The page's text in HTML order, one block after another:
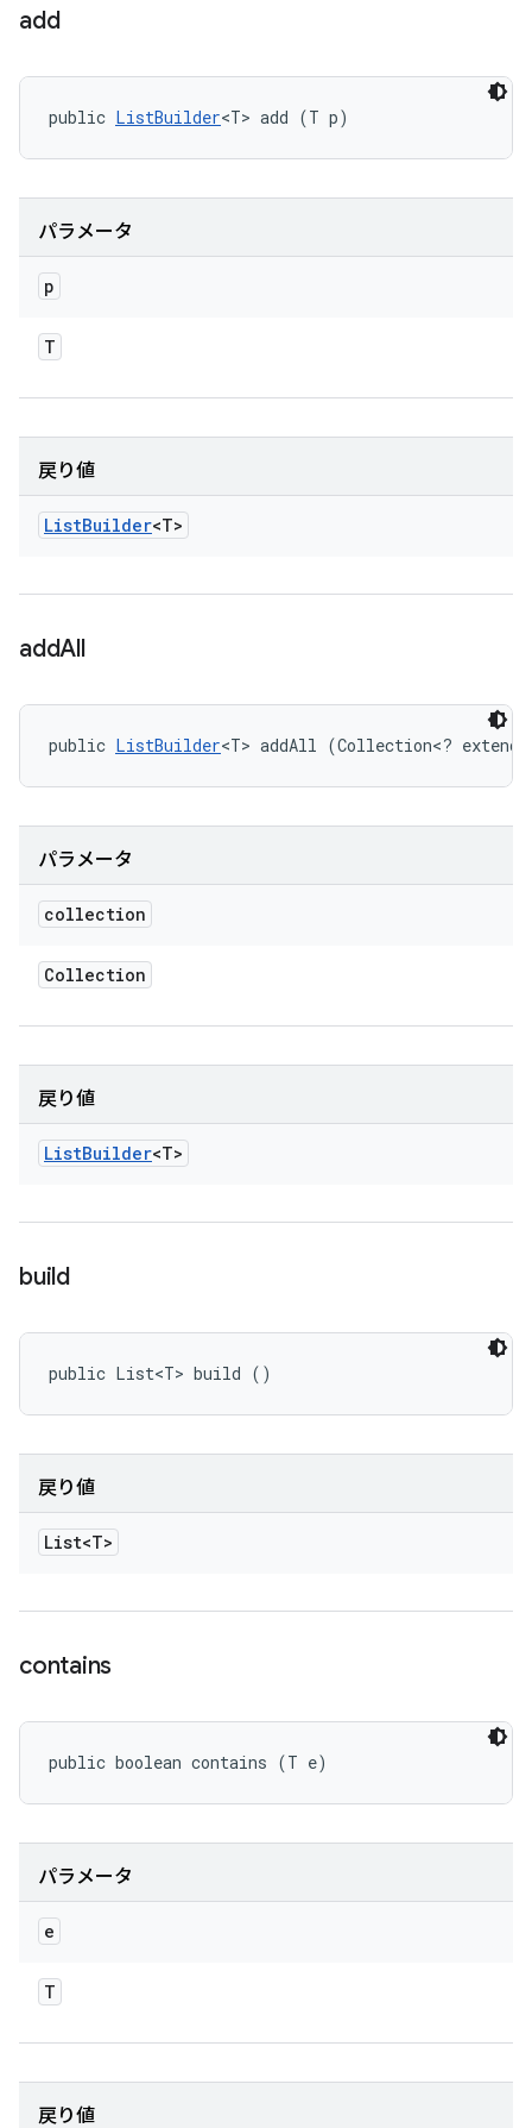
add
public ListBuilder<T> add (T p)
パラメータ
p
T
戻り値
ListBuilder<T>
addAll
public ListBuilder<T> addAll (Collection<?
パラメータ
collection
Collection
戻り値
ListBuilder<T>
build
public List<T> build ()
戻り値
List<T>
contains
public boolean contains (T e)
パラメータ
e
T
戻り値